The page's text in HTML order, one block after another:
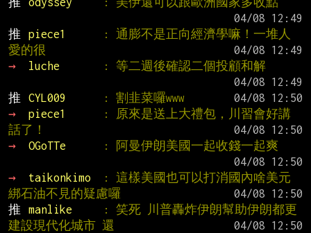
推
piece1
: 通膨不是正向經濟學嘛！一堆人
愛的很
→
luche
: 等二週後確認二個投顧和解
推
CYL009 : 割韭菜囉www
→
piece1
: 原來是送上大禮包，川習會好講
話了！
→
OGoTTe
: 阿曼伊朗美國一起收錢一起爽
→
taikonkimo
: 這樣美國也可以打消國內啥美元
綁石油不見的疑慮囉
推
manlike
: 笑死 川普轟炸伊朗幫助伊朗都更
建設現代化城市 還